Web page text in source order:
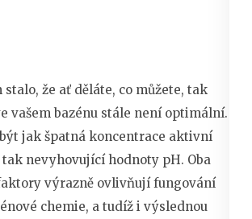
stalo, že ať děláte, co můžete, tak
vašem bazénu stále není optimální.
jak špatná koncentrace aktivní
nevyhovující hodnoty pH. Oba
výrazně ovlivňují fungování
chemie, a tudíž i výslednou